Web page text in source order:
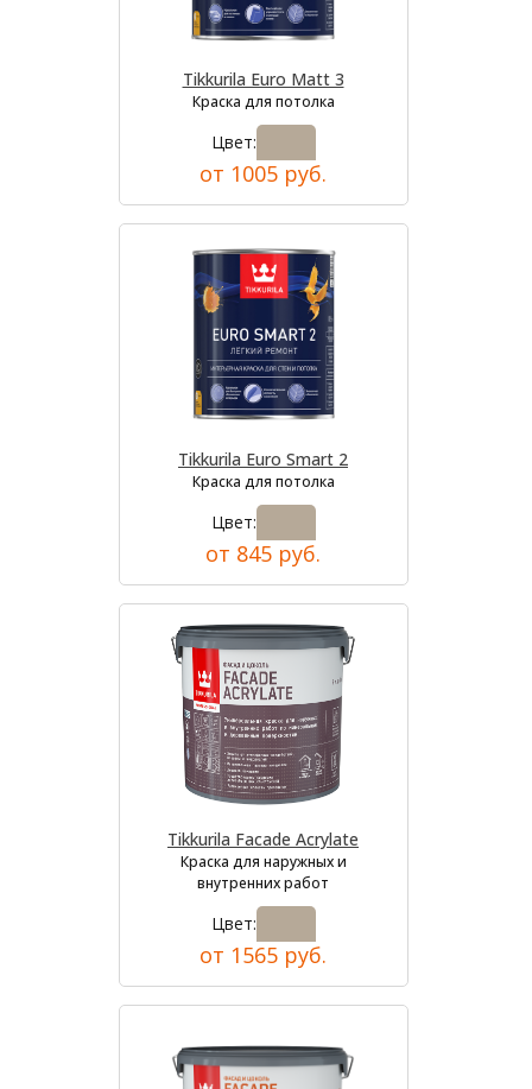
Tikkurila Euro Matt 3
Краска для потолка
Цвет:
от 1005 руб.
Tikkurila Euro Smart 2
Краска для потолка
Цвет:
от 845 руб.
Tikkurila Facade Acrylate
Краска для наружных и
внутренних работ
Цвет:
от 1565 руб.